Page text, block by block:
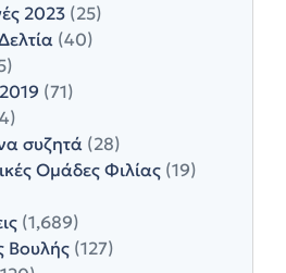
2023 (25)
(40)
(71)
συζητά (28)
Ομάδες Φιλίας (19)
(1,689)
Βουλής (127)